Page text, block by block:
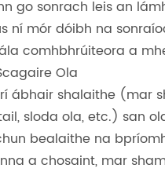
go sonrach leis an
ní mór dóibh na
comhbhrúiteora a
Ola
ábhair shalaithe (mar
sloda ola, etc.) san
bealaithe na
a chosaint, mar